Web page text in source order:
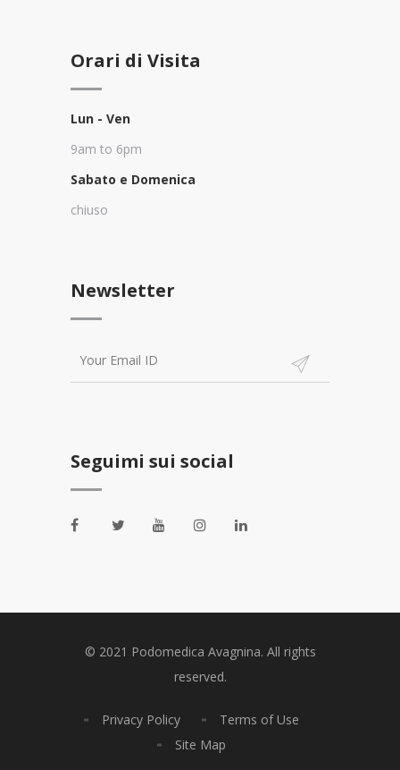
Orari di Visita
Lun - Ven
9am to 6pm
Sabato e Domenica
chiuso
Newsletter
Seguimi sui social
© 2021 Podomedica Avagnina. All rights
reserved.
Privacy Policy
Terms of Use
Site Map